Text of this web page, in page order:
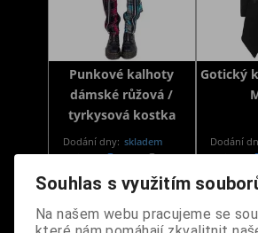
Punkové kalhoty
dámské růžová /
tyrkysová kostka
Dodání dny: skladem
Velikost:
XS
S
M
XL
Cena: 1 790 Kč
Gotický
Dodání
Velikost:
Souhlas s využitím
Na našem webu pracujeme se